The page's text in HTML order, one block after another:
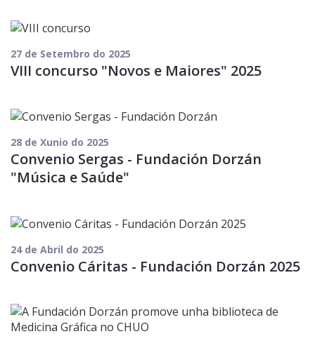
27 de Setembro do 2025
VIII concurso "Novos e Maiores" 2025
28 de Xunio do 2025
Convenio Sergas - Fundación Dorzán
"Música e Saúde"
24 de Abril do 2025
Convenio Cáritas - Fundación Dorzán 2025